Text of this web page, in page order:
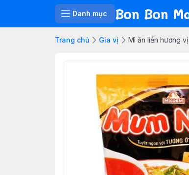
Danh mục Bon Bon
Trang chủ Gia vị Mì ăn liền hương